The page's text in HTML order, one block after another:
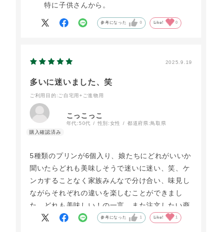
特に子供さんから。
参考になった 0 Like! 0
2025.9.19
多いに迷いました、笑
ご利用目的 :ご自宅用+ご進物用
こっこっこ
年代:50代 性別:女性 都道府県:鳥取県
5種類のプリンが6個入り、娘たちにどれがいいか
聞いたらどれも美味しそうで迷いに迷い、笑、ケ
ンカすることなく家族みんなで分け合い、味見し
ながらそれぞれの違いを楽しむことができまし
た。どれも美味しい！の一言、また注文したい商
品です♪
参考になった 1 Like! 1